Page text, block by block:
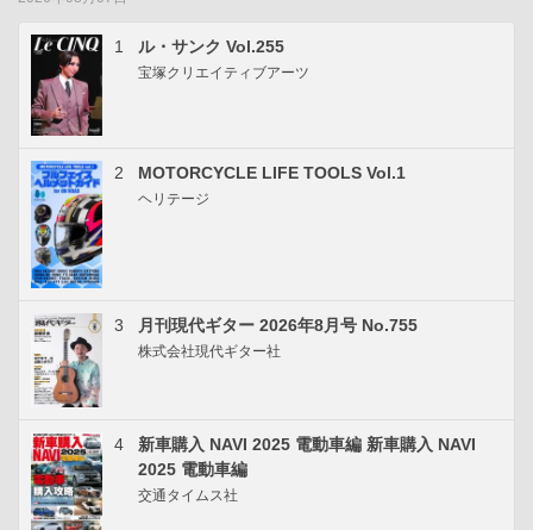
1 ル・サンク Vol.255
宝塚クリエイティブアーツ
2 MOTORCYCLE LIFE TOOLS Vol.1
ヘリテージ
3 月刊現代ギター 2026年8月号 No.755
株式会社現代ギター社
4
新車購入 NAVI 2025 電動車編 新車購入 NAVI
2025 電動車編
交通タイムス社